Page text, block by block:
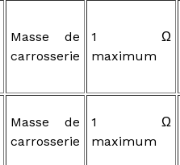
Masse de
carrosserie
1 Ω
maximum
Masse de
carrosserie
1 Ω
maximum